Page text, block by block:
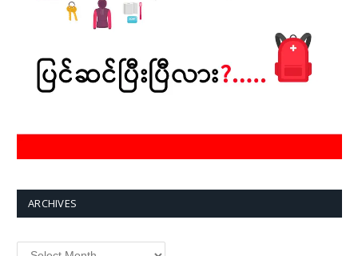
ARCHIVES
Archives